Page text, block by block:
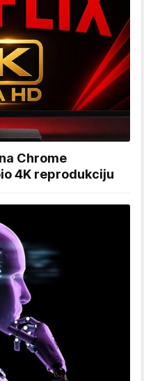
Chrome
4K reprodukciju